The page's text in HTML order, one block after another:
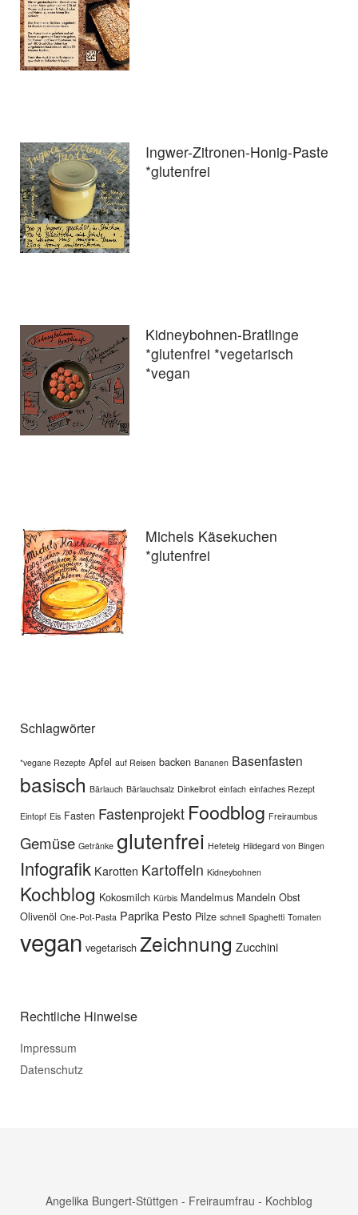
Ingwer-Zitronen-Honig-Paste
*glutenfrei
Kidneybohnen-Bratlinge
*glutenfrei *vegetarisch
*vegan
Michels Käsekuchen
*glutenfrei
Schlagwörter
*vegane Rezepte Apfel auf Reisen backen Bananen Basenfasten
basisch Bärlauch Bärlauchsalz Dinkelbrot einfach einfaches Rezept
Eintopf Eis Fasten Fastenprojekt Foodblog Freiraumbus
Gemüse Getränke glutenfrei Hefeteig Hildegard von Bingen
Infografik Karotten Kartoffeln Kidneybohnen
Kochblog Kokosmilch Kürbis Mandelmus Mandeln Obst
Olivenöl One-Pot-Pasta Paprika Pesto Pilze schnell Spaghetti Tomaten
vegan vegetarisch Zeichnung Zucchini
Rechtliche Hinweise
Impressum
Datenschutz
Angelika Bungert-Stüttgen - Freiraumfrau - Kochblog